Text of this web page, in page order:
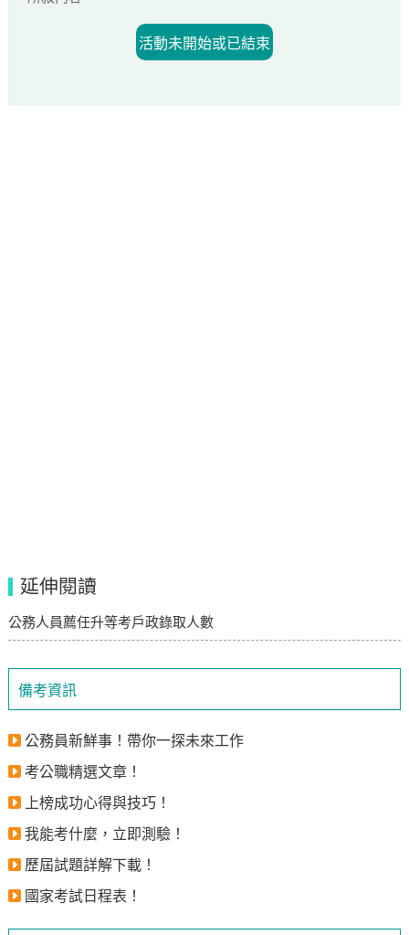
備考資訊
公務員新鮮事！帶你一探未來工作
考公職精選文章！
上榜成功心得與技巧！
我能考什麼，立即測驗！
歷屆試題詳解下載！
國家考試日程表！
活動未開始或已結束
延伸閱讀
公務人員薦任升等考戶政錄取人數